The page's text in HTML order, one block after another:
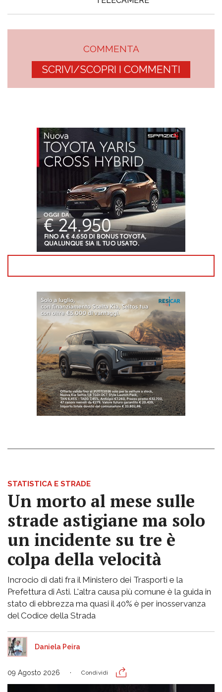
COMMENTA
SCRIVI/SCOPRI I COMMENTI
STATISTICA E STRADE
Un morto al mese sulle
strade astigiane ma solo
un incidente su tre è
colpa della velocità
Incrocio di dati fra il Ministero dei Trasporti e la
Prefettura di Asti. L'altra causa più comune è la guida in
stato di ebbrezza ma quasi il 40% è per inosservanza
del Codice della Strada
Daniela Peira
09 Agosto 2026 Condividi